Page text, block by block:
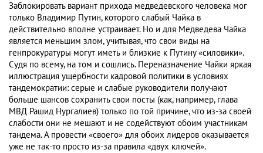
Заблокировать вариант прихода медведевского человека мог
только Владимир Путин, которого слабый Чайка в
действительно вполне устраивает. Но и для Медведева Чайка
является меньшим злом, учитывая, что свои виды на
генпрокуратуры могут иметь и близкие к Путину «силовики».
Судя по всему, на том и сошлись. Переназначение Чайки яркая
иллюстрация ущербности кадровой политики в условиях
тандемократии: серые и слабые руководители получают
больше шансов сохранить свои посты (как, например, глава
МВД Рашид Нургалиев) только по той причине, что из-за своей
слабости они не мешают и не содействуют обоим участникам
тандема. А провести «своего» для обоих лидеров оказывается
уже не так-то просто из-за правила «двух ключей».